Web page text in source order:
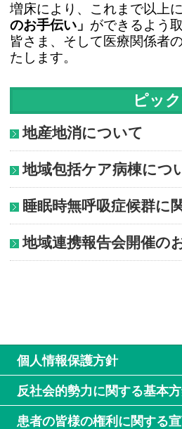
増床により、これまで以上に
のお手伝い」 ができるよう
皆さま、そして医療関係者
たします。
ピッ
地産地消について
地域包括ケア病棟につ
睡眠時無呼吸症候群に
地域連携報告会開催の
個人情報保護方針
反社会的勢力に関する基本
患者の皆様の権利に関する